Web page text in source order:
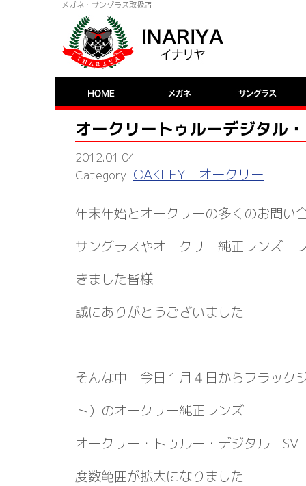
メガネ・サングラス取扱店
オークリートゥルーデジタル
2012.01.04
OAKLEY オークリー
年末年始とオークリーの多くのお問い
サングラスやオークリー純正レンズ
きました皆様
誠にありがとうございました
そんな中 今日１月４日からフラック
ト）のオークリー純正レンズ
オークリー・トゥルー・デジタル
度数範囲が拡大になりました